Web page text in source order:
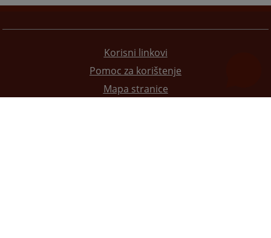
Korisni linkovi
Pomoc za korištenje
Mapa stranice